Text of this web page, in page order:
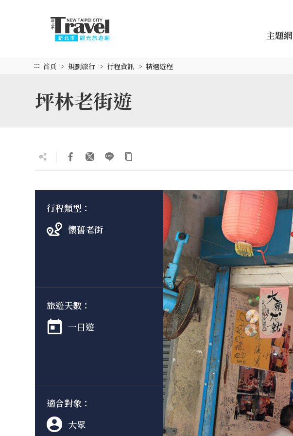
主題網
::: 首頁 規劃旅行 行程資訊 精選遊程
坪林老街遊
行程類型：
懷舊老街
旅遊天數：
一日遊
適合對象：
大眾